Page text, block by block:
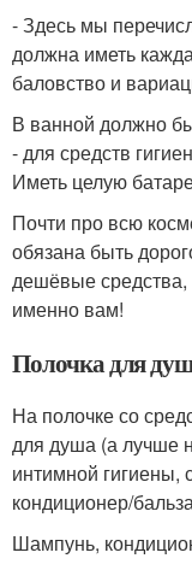
- Здесь мы
должна иметь
баловство и
В ванной должно
- для средств
Иметь целую
Почти про всю
обязана быть
дешёвые средства,
именно вам!
Полочка для
На полочке со
для душа (а лучше
интимной гигиены,
кондиционер/
Шампунь,